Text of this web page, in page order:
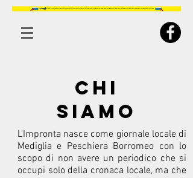
CHI
SIAMO
L'Impronta nasce come giornale locale di
Mediglia e Peschiera Borromeo con lo
scopo di non avere un periodico che si
occupi solo della cronaca locale, ma che